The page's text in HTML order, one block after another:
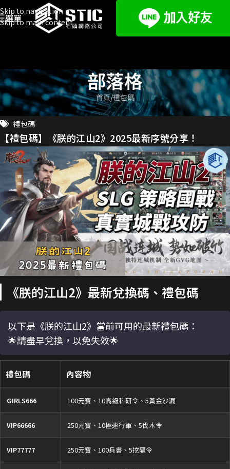
Skip to navigation
Skip to main content
選單
部落格
首頁 禮包碼
禮包碼
【禮包碼】《朕的江山2》2025最新序號分享！
《朕的江山2》最新兌換碼、禮包碼
以下是《朕的江山2》當前可用的最新禮包碼：
🌟請盡早兌換，以免失效🌟
禮包碼 內容物
GIRLS666 100元寶、10高級科研令、5黃金沙漏
VIP66666 250元寶、10極速行軍、5伐木令
VIP77777 250元寶、100兵書、5挖礦令